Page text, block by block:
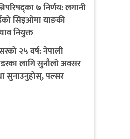
७ निर्णय: लगानी
सिइओमा याङकी
नियुक्त
२५ वर्ष: नेपाली
लागि सुनौलो अवसर
सुनाउनुहोस्, पल्सर